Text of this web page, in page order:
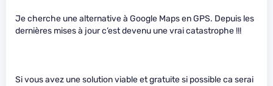
Je cherche une alternative à Google Maps en GPS. Depuis les
dernières mises à jour c’est devenu une vrai catastrophe !!!
Si vous avez une solution viable et gratuite si possible ca serai